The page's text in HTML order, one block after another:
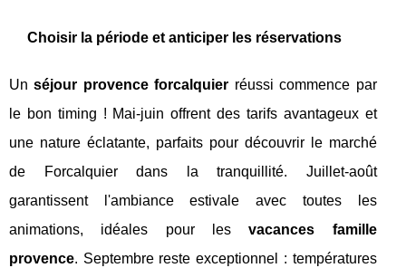
Choisir la période et anticiper les réservations
Unséjour provence forcalquier réussi commence par
le bon timing ! Mai-juin offrent des tarifs avantageux et
une nature éclatante, parfaits pour découvrir le marché
de Forcalquier dans la tranquillité. Juillet-août
garantissent l'ambiance estivale avec toutes les
animations, idéales pour lesvacances famille
provence. Septembre reste exceptionnel : températures